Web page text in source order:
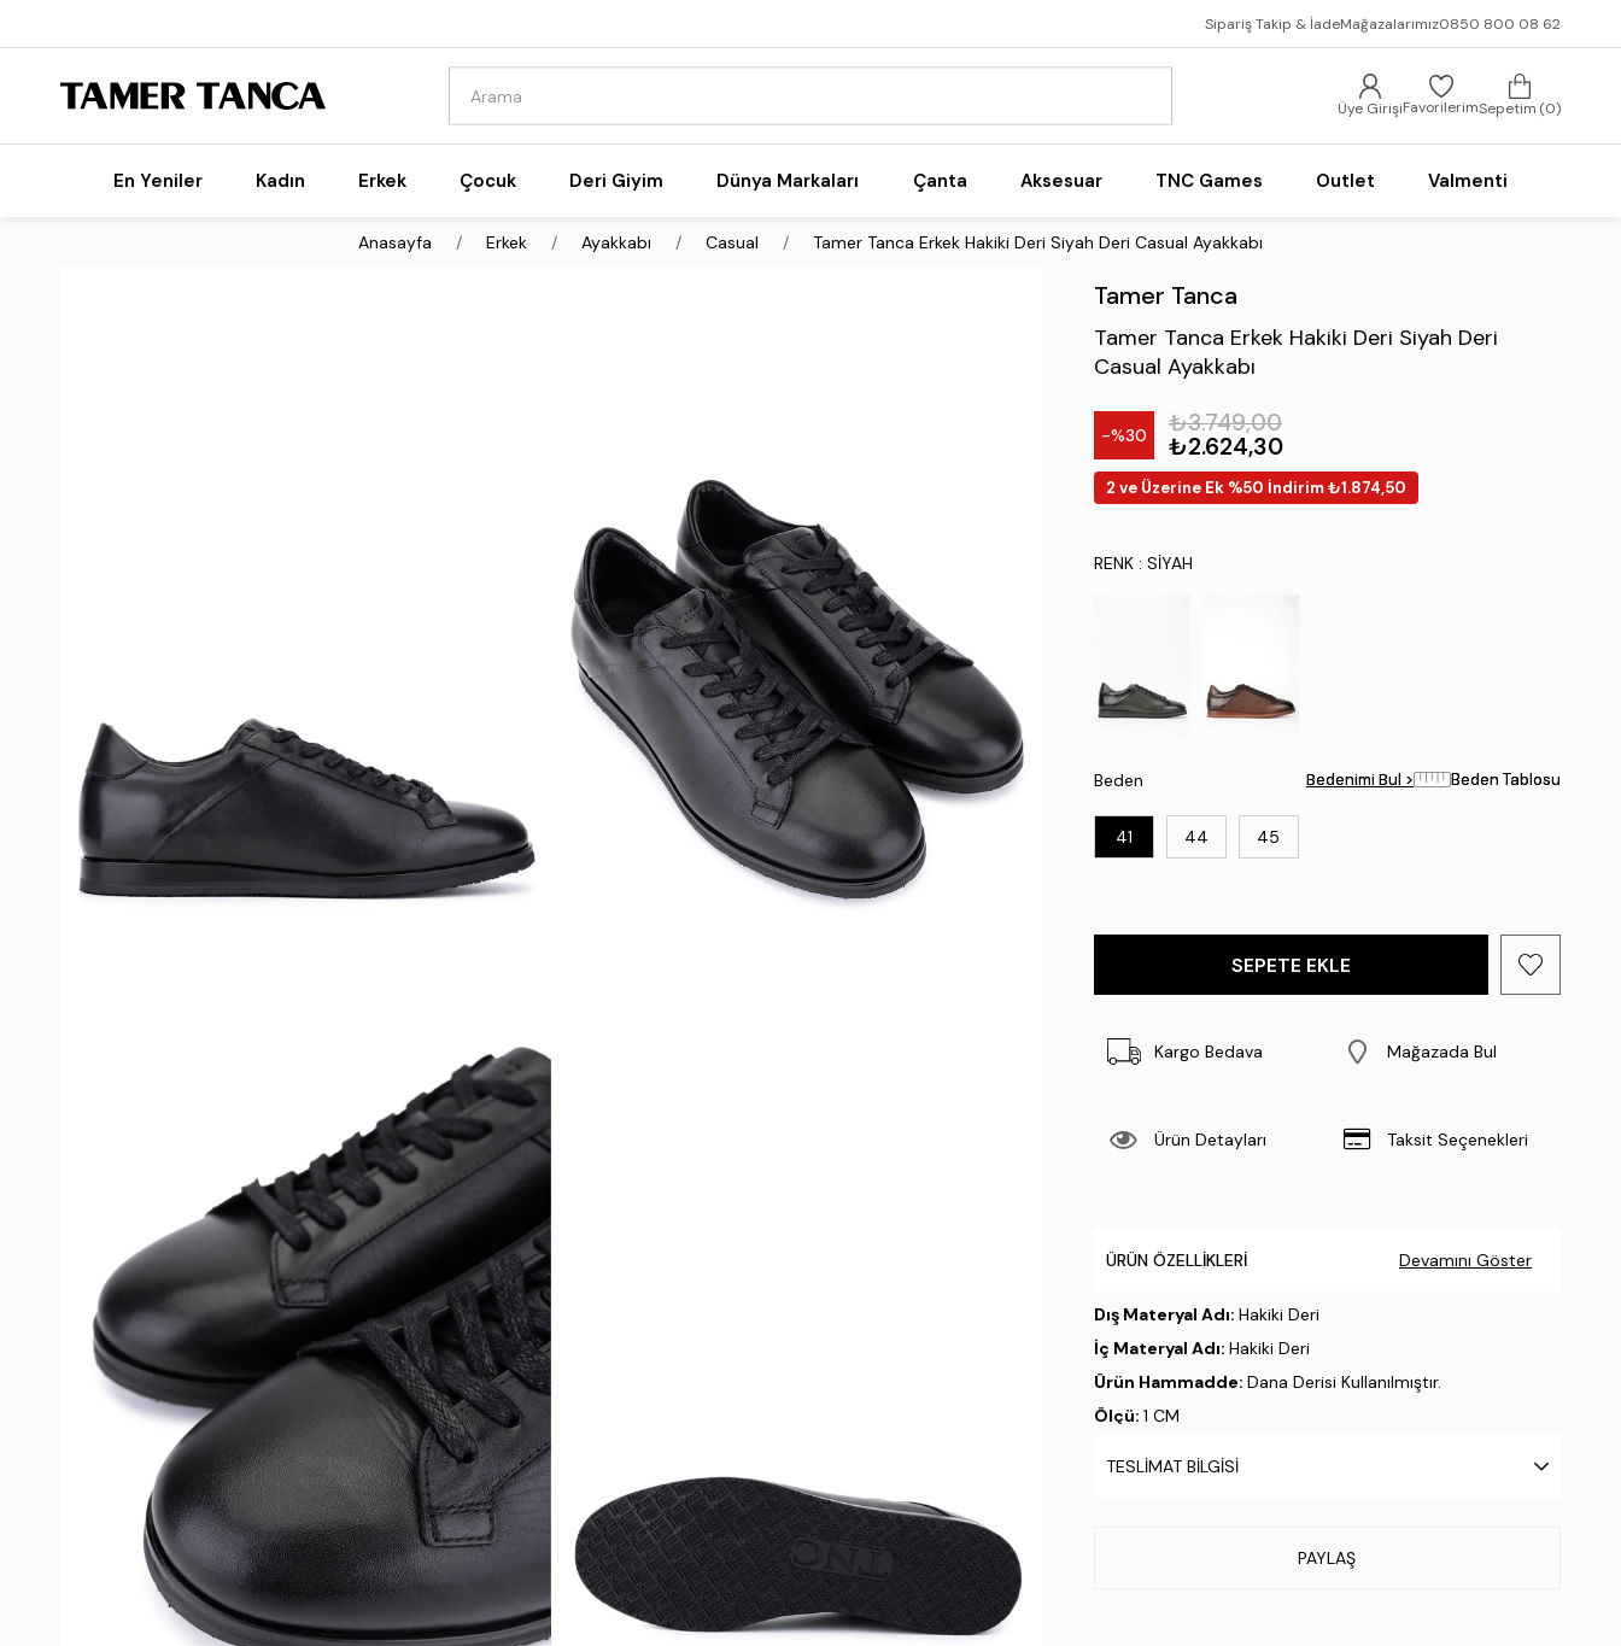
Sipariş Takip & İadeMağazalarımız0850 800 08 62
Üye GirişiFavorilerimSepetim 0
En Yeniler Kadın Erkek Çocuk Deri Giyim Dünya Markaları Çanta Aksesuar TNC Games Outlet Valmenti
Anasayfa Erkek Ayakkabı Casual Tamer Tanca Erkek Hakiki Deri Siyah Deri Casual Ayakkabı
Tamer Tanca
Tamer Tanca Erkek Hakiki Deri Siyah Deri
Casual Ayakkabı
30
₺3.749,00
₺2.624,30
2 ve Üzerine Ek %50 İndirim ₺1.874,50
RENK: SIYAH
Beden
41 44 45
Bedenimi Bul > Beden Tablosu
Bedenimi Bul > Beden Tablosu
Kargo Bedava Mağazada Bul
Ürün Detayları Taksit Seçenekleri
ÜRÜN ÖZELLIKLERI Devamını Göster
Dış Materyal Adı: Hakiki Deri
İç Materyal Adı: Hakiki Deri
Ürün Hammadde: Dana Derisi Kullanılmıştır.
Ölçü: 1 CM
TESLIMAT BILGISI
PAYLAŞ